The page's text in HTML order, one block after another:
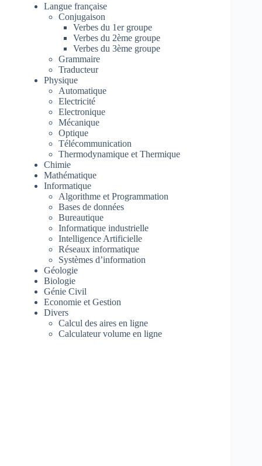
Langue française
Conjugaison
Verbes du 1er groupe
Verbes du 2ème groupe
Verbes du 3ème groupe
Grammaire
Traducteur
Physique
Automatique
Electricité
Electronique
Mécanique
Optique
Télécommunication
Thermodynamique et Thermique
Chimie
Mathématique
Informatique
Algorithme et Programmation
Bases de données
Bureautique
Informatique industrielle
Intelligence Artificielle
Réseaux informatique
Systèmes d’information
Géologie
Biologie
Génie Civil
Economie et Gestion
Divers
Calcul des aires en ligne
Calculateur volume en ligne